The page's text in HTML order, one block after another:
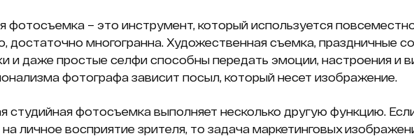
фотосъемка – это инструмент, который используется
достаточно многогранна. Художественная съемка, праздничные
и даже простые селфи способны передать эмоции, настроения и
фотографа зависит посыл, который несет изображение.
студийная фотосъемка выполняет несколько другую функцию.
личное восприятие зрителя, то задача маркетинговых